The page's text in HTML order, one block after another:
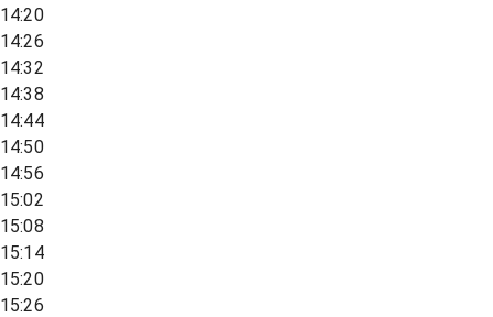
14:20
14:26
14:32
14:38
14:44
14:50
14:56
15:02
15:08
15:14
15:20
15:26